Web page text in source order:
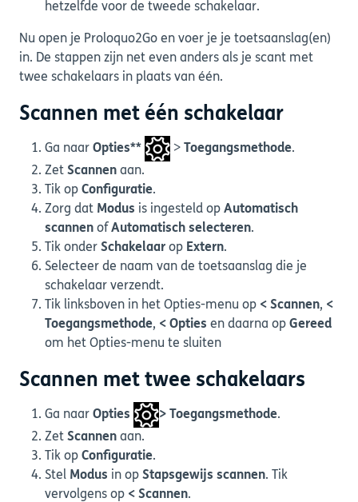
hetzelfde voor de tweede schakelaar.
Nu open je Proloquo2Go en voer je je toetsaanslag(en)
in. De stappen zijn net even anders als je scant met
twee schakelaars in plaats van één.
Scannen met één schakelaar
Ga naar Opties** > Toegangsmethode.
Zet Scannen aan.
Tik op Configuratie.
Zorg dat Modus is ingesteld op Automatisch
scannen of Automatisch selecteren.
Tik onder Schakelaar op Extern.
Selecteer de naam van de toetsaanslag die je
schakelaar verzendt.
Tik linksboven in het Opties-menu op < Scannen, <
Toegangsmethode, < Opties en daarna op Gereed
om het Opties-menu te sluiten
Scannen met twee schakelaars
Ga naar Opties > Toegangsmethode.
Zet Scannen aan.
Tik op Configuratie.
Stel Modus in op Stapsgewijs scannen. Tik
vervolgens op < Scannen.